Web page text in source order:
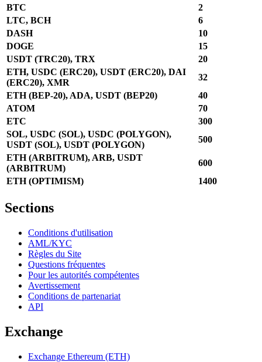
BTC
2
LTC, BCH
6
DASH
10
DOGE
15
USDT (TRC20), TRX
20
ETH, USDC (ERC20), USDT (ERC20), DAI
(ERC20), XMR
32
ETH (BEP-20), ADA, USDT (BEP20)
40
ATOM
70
ETC
300
SOL, USDC (SOL), USDC (POLYGON),
USDT (SOL), USDT (POLYGON)
500
ETH (ARBITRUM), ARB, USDT
(ARBITRUM)
600
ETH (OPTIMISM)
1400
Sections
Conditions d'utilisation
AML/KYC
Règles du Site
Questions fréquentes
Pour les autorités compétentes
Avertissement
Conditions de partenariat
API
Exchange
Exchange Ethereum (ETH)